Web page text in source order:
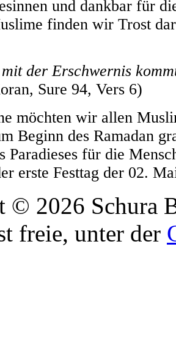
und dankbar für
finden wir Trost
der Erschwernis
Sure 94, Vers 6)
möchten wir allen
Beginn des Ramadan
Paradieses für die
erste Festtag der 02.
© 2026 Schura
freie, unter der